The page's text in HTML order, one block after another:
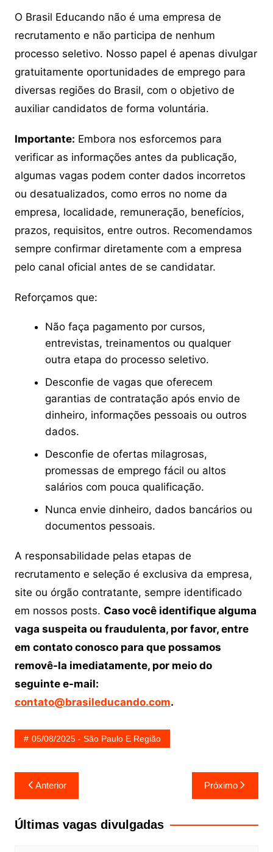
O Brasil Educando não é uma empresa de
recrutamento e não participa de nenhum
processo seletivo. Nosso papel é apenas divulgar
gratuitamente oportunidades de emprego para
diversas regiões do Brasil, com o objetivo de
auxiliar candidatos de forma voluntária.
Importante: Embora nos esforcemos para
verificar as informações antes da publicação,
algumas vagas podem conter dados incorretos
ou desatualizados, como erros no nome da
empresa, localidade, remuneração, benefícios,
prazos, requisitos, entre outros. Recomendamos
sempre confirmar diretamente com a empresa
pelo canal oficial antes de se candidatar.
Reforçamos que:
Não faça pagamento por cursos,
entrevistas, treinamentos ou qualquer
outra etapa do processo seletivo.
Desconfie de vagas que oferecem
garantias de contratação após envio de
dinheiro, informações pessoais ou outros
dados.
Desconfie de ofertas milagrosas,
promessas de emprego fácil ou altos
salários com pouca qualificação.
Nunca envie dinheiro, dados bancários ou
documentos pessoais.
A responsabilidade pelas etapas de
recrutamento e seleção é exclusiva da empresa,
site ou órgão contratante, sempre identificado
em nossos posts. Caso você identifique alguma
vaga suspeita ou fraudulenta, por favor, entre
em contato conosco para que possamos
removê-la imediatamente, por meio do
seguinte e-mail:
contato@brasileducando.com.
05/08/2025 - São Paulo E Região
Navegação
de
Post
Anterior Próximo
Últimas vagas divulgadas